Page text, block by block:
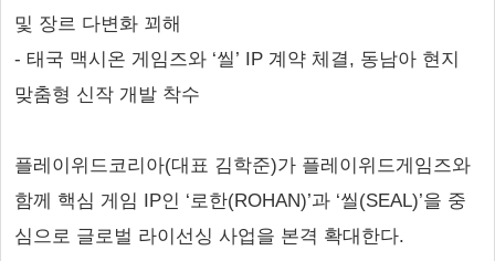
및 장르 다변화 꾀해
- 태국 맥시온 게임즈와 ‘씰’ IP 계약 체결, 동남아 현지
맞춤형 신작 개발 착수
플레이위드코리아(대표 김학준)가 플레이위드게임즈와
함께 핵심 게임 IP인 ‘로한(ROHAN)’과 ‘씰(SEAL)’을 중
심으로 글로벌 라이선싱 사업을 본격 확대한다.